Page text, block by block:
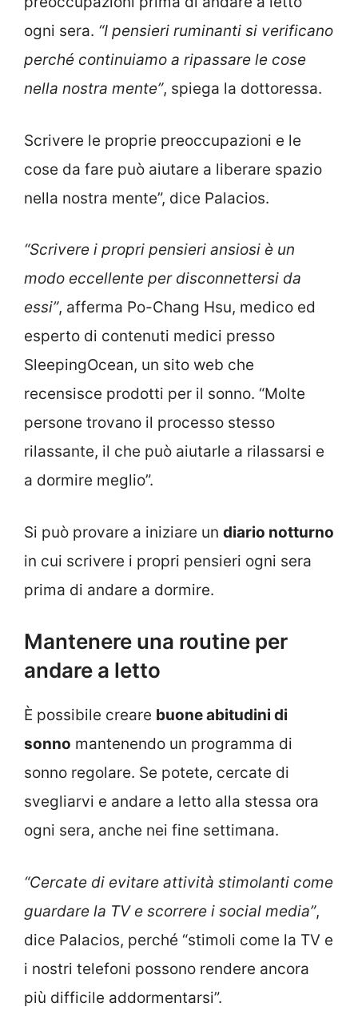
ogni sera. “I pensieri ruminanti si verificano
perché continuiamo a ripassare le cose
nella nostra mente”, spiega la dottoressa.
Scrivere le proprie preoccupazioni e le
cose da fare può aiutare a liberare spazio
nella nostra mente”, dice Palacios.
“Scrivere i propri pensieri ansiosi è un
modo eccellente per disconnettersi da
essi”, afferma Po-Chang Hsu, medico ed
esperto di contenuti medici presso
SleepingOcean, un sito web che
recensisce prodotti per il sonno. “Molte
persone trovano il processo stesso
rilassante, il che può aiutarle a rilassarsi e
a dormire meglio”.
Si può provare a iniziare un diario notturno
in cui scrivere i propri pensieri ogni sera
prima di andare a dormire.
Mantenere una routine per
andare a letto
È possibile creare buone abitudini di
sonno mantenendo un programma di
sonno regolare. Se potete, cercate di
svegliarvi e andare a letto alla stessa ora
ogni sera, anche nei fine settimana.
“Cercate di evitare attività stimolanti come
guardare la TV e scorrere i social media”,
dice Palacios, perché “stimoli come la TV e
i nostri telefoni possono rendere ancora
più difficile addormentarsi”.